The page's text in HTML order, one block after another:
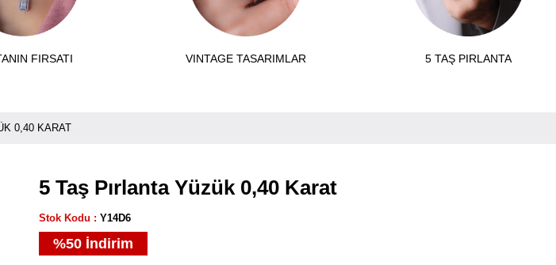
FIRSATI VINTAGE TASARIMLAR 5 TAŞ PIRLANTA
0,40 KARAT
5 Taş Pırlanta Yüzük 0,40 Karat
Stok Kodu Y14D6
%50 İndirim